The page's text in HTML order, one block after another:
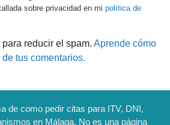
sobre privacidad en mi política de
reducir el spam. Aprende cómo
tus comentarios.
de como pedir citas para ITV, DNI,
en Málaga. No es una página